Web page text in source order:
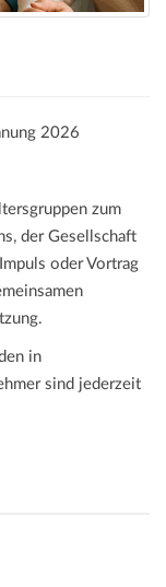
2026
zum
der Gesellschaft
oder Vortrag
in
sind jederzeit